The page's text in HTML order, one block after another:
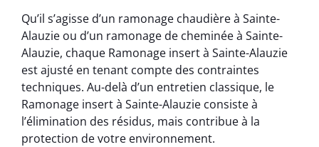
Qu’il s’agisse d’un ramonage chaudière à Sainte-
Alauzie ou d’un ramonage de cheminée à Sainte-
Alauzie, chaque Ramonage insert à Sainte-Alauzie
est ajusté en tenant compte des contraintes
techniques. Au-delà d’un entretien classique, le
Ramonage insert à Sainte-Alauzie consiste à
l’élimination des résidus, mais contribue à la
protection de votre environnement.